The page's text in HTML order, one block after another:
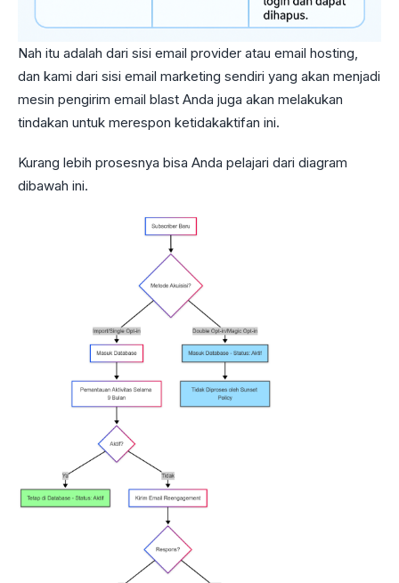
Nah itu adalah dari sisi email provider atau email hosting,
dan kami dari sisi email marketing sendiri yang akan menjadi
mesin pengirim email blast Anda juga akan melakukan
tindakan untuk merespon ketidakaktifan ini.
Kurang lebih prosesnya bisa Anda pelajari dari diagram
dibawah ini.